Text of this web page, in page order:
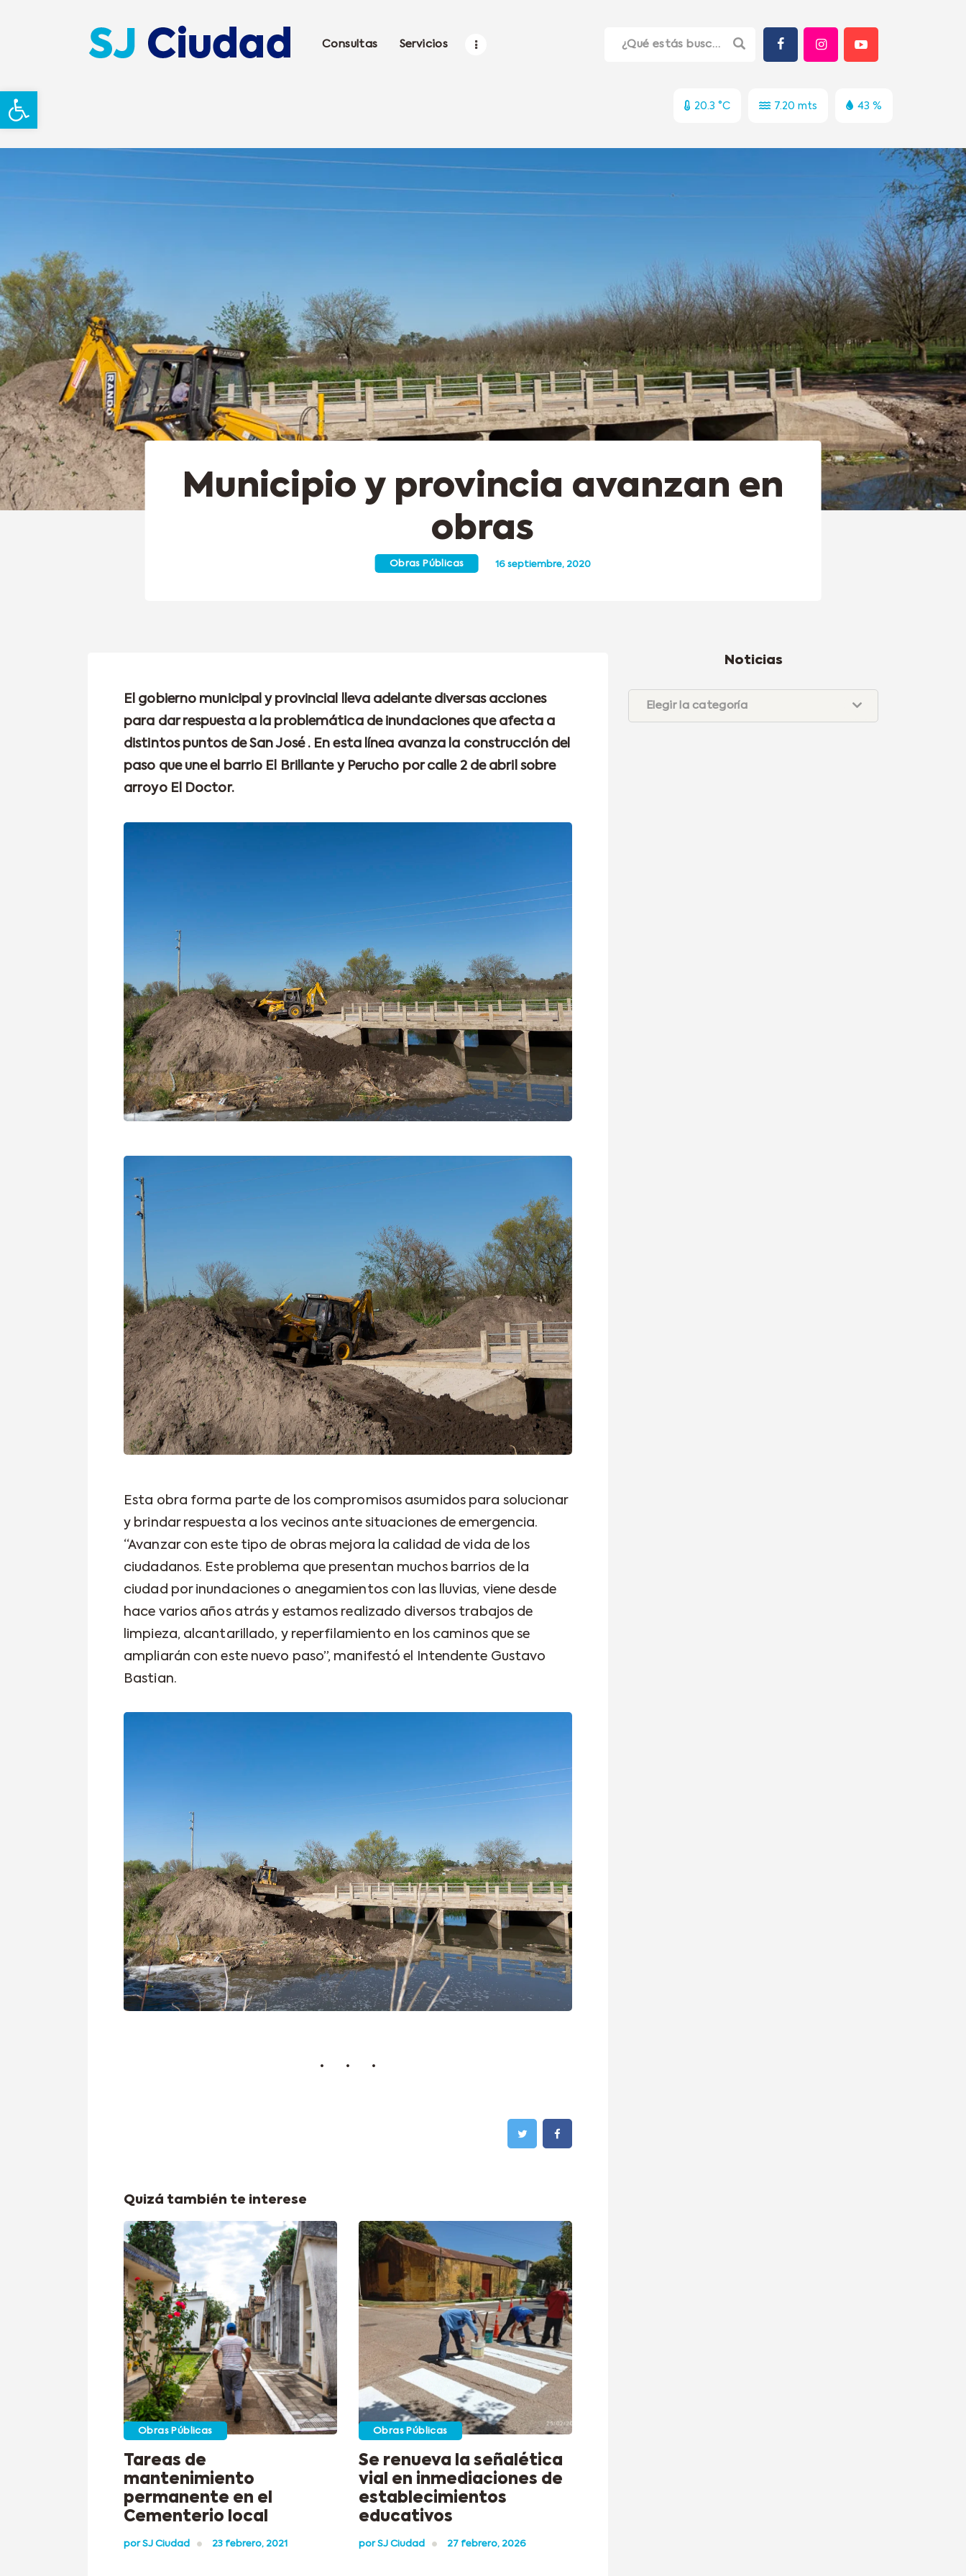
Abrir barra de herramientas
Consultas Servicios
20.3 °C 7.20 mts 43 %
Municipio y provincia avanzan en
obras
Obras Públicas 16 septiembre, 2020
El gobierno municipal y provincial lleva adelante diversas acciones
para dar respuesta a la problemática de inundaciones que afecta a
distintos puntos de San José . En esta línea avanza la construcción del
paso que une el barrio El Brillante y Perucho por calle 2 de abril sobre
arroyo El Doctor.
Esta obra forma parte de los compromisos asumidos para solucionar
y brindar respuesta a los vecinos ante situaciones de emergencia.
“Avanzar con este tipo de obras mejora la calidad de vida de los
ciudadanos. Este problema que presentan muchos barrios de la
ciudad por inundaciones o anegamientos con las lluvias, viene desde
hace varios años atrás y estamos realizado diversos trabajos de
limpieza, alcantarillado, y reperfilamiento en los caminos que se
ampliarán con este nuevo paso”, manifestó el Intendente Gustavo
Bastian.
Quizá también te interese
Obras Públicas
Tareas de
mantenimiento
permanente en el
Cementerio local
porSJ Ciudad 23 febrero, 2021
Obras Públicas
Se renueva la señalética
vial en inmediaciones de
establecimientos
educativos
porSJ Ciudad 27 febrero, 2026
Noticias